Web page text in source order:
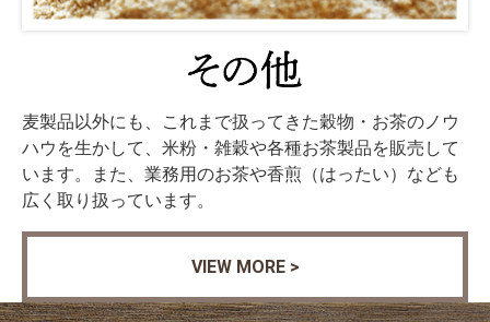
麦製品以外にも、これまで扱ってきた穀物・お茶のノウ
ハウを生かして、米粉・雑穀や各種お茶製品を販売して
います。また、業務用のお茶や香煎（はったい）なども
広く取り扱っています。
VIEW MORE >